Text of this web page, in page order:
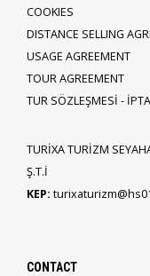
COOKIES
DISTANCE SELLING
USAGE AGREEMENT
TOUR AGREEMENT
TUR SÖZLEŞMESİ -
TURİXA TURİZM
Ş.T.İ
KEP:
CONTACT